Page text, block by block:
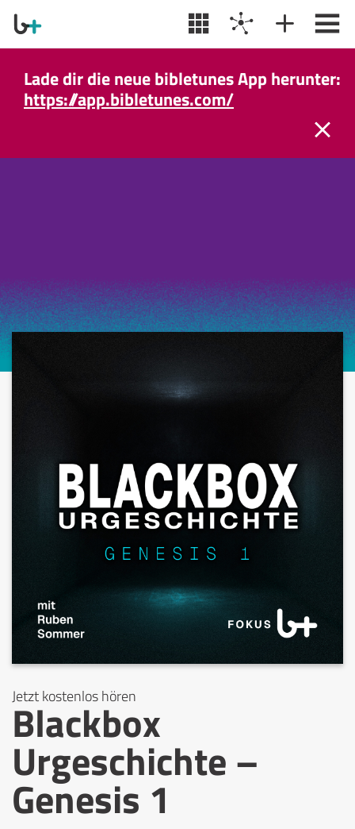
Lade dir die neue bibletunes App herunter:
https://app.bibletunes.com/
Jetzt kostenlos hören
Blackbox
Urgeschichte –
Genesis 1